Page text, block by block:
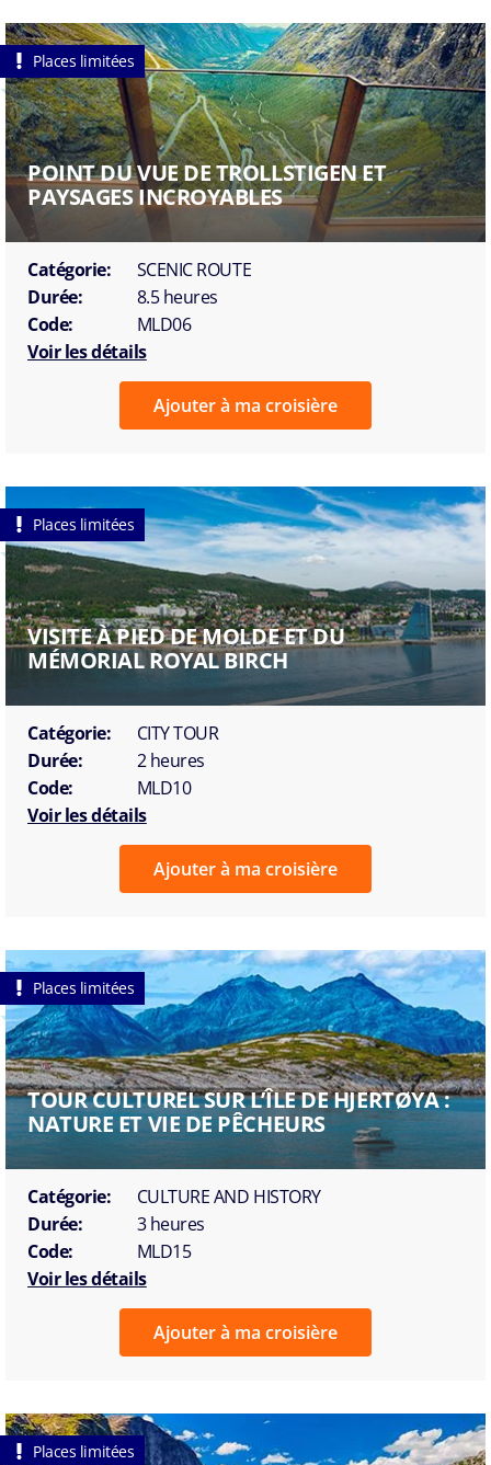
Places limitées
POINT DU VUE DE TROLLSTIGEN ET
PAYSAGES INCROYABLES
Catégorie:
SCENIC ROUTE
Durée:
8.5 heures
Code:
MLD06
Voir les détails
Ajouter à ma croisière
Places limitées
VISITE À PIED DE MOLDE ET DU
MÉMORIAL ROYAL BIRCH
Catégorie:
CITY TOUR
Durée:
2 heures
Code:
MLD10
Voir les détails
Ajouter à ma croisière
Places limitées
TOUR CULTUREL SUR L’ÎLE DE HJERTØYA :
NATURE ET VIE DE PÊCHEURS
Catégorie:
CULTURE AND HISTORY
Durée:
3 heures
Code:
MLD15
Voir les détails
Ajouter à ma croisière
Places limitées